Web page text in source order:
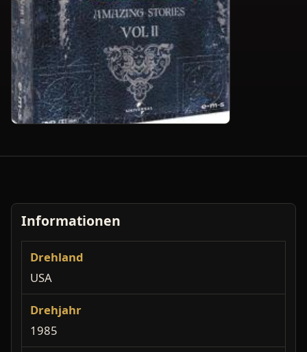
Informationen
Drehland
USA
Drehjahr
1985